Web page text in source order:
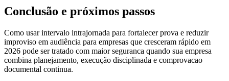
Conclusão e próximos passos
Como usar intervalo intrajornada para fortalecer prova e reduzir
improviso em audiência para empresas que cresceram rápido em
2026 pode ser tratado com maior seguranca quando sua empresa
combina planejamento, execução disciplinada e comprovacao
documental continua.